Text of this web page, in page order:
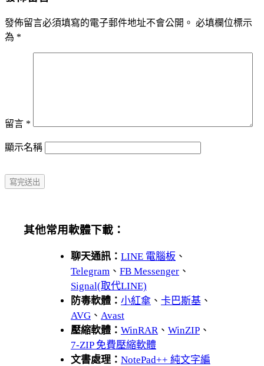
發佈留言必須填寫的電子郵件地址不會公開。 必填欄位標示
為 *
留言 *
顯示名稱
其他常用軟體下載：
聊天通訊： LINE 電腦板 、
Telegram 、 FB Messenger 、
Signal(取代LINE)
防毒軟體： 小紅傘 、 卡巴斯基 、
AVG 、 Avast
壓縮軟體： WinRAR 、 WinZIP 、
7-ZIP 免費壓縮軟體
文書處理： NotePad++ 純文字編